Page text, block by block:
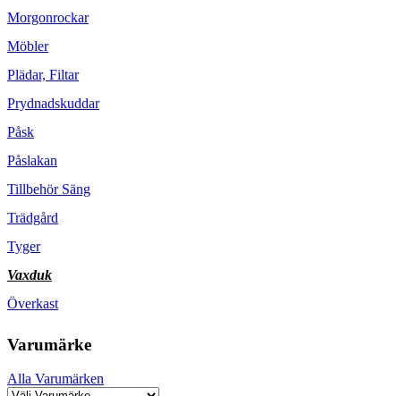
Morgonrockar
Möbler
Plädar, Filtar
Prydnadskuddar
Påsk
Påslakan
Tillbehör Säng
Trädgård
Tyger
Vaxduk
Överkast
Varumärke
Alla Varumärken